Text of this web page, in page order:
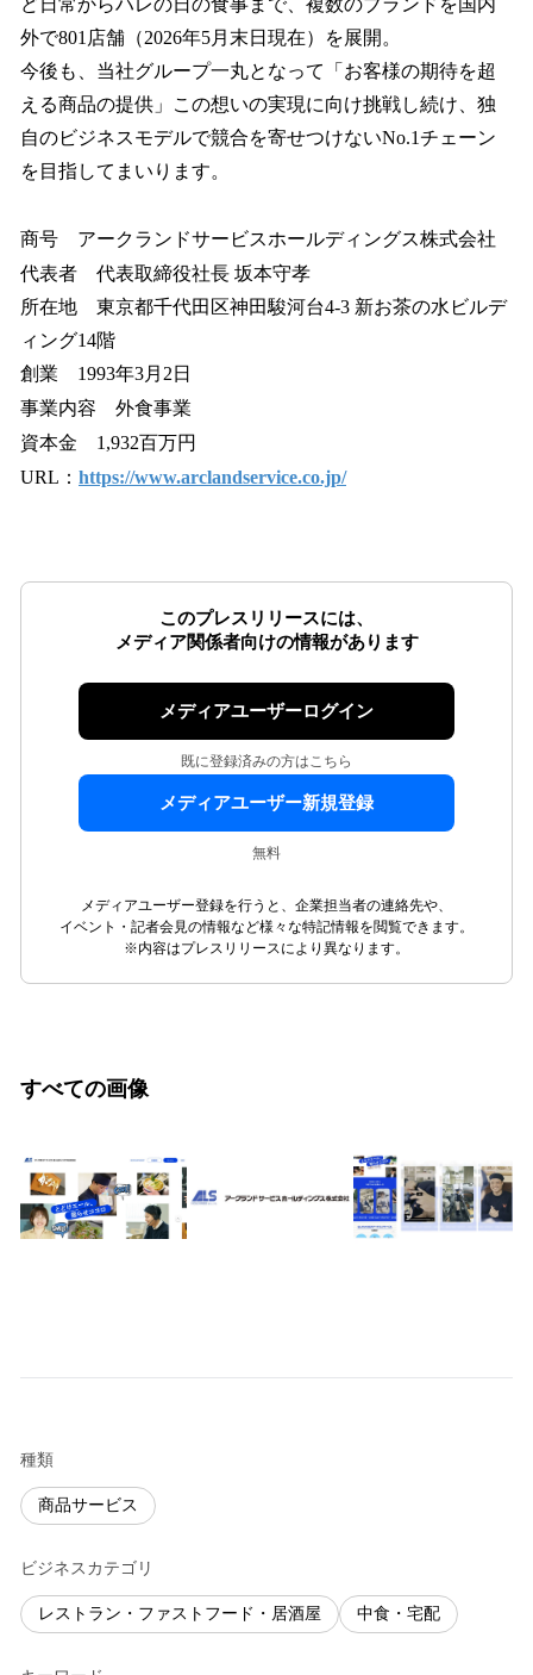
ど日常からハレの日の食事まで、複数のブランドを国内
外で801店舗（2026年5月末日現在）を展開。
今後も、当社グループ一丸となって「お客様の期待を超
える商品の提供」この想いの実現に向け挑戦し続け、独
自のビジネスモデルで競合を寄せつけないNo.1チェーン
を目指してまいります。
商号 アークランドサービスホールディングス株式会社
代表者 代表取締役社長 坂本守孝
所在地 東京都千代田区神田駿河台4-3 新お茶の水ビルデ
ィング14階
創業 1993年3月2日
事業内容 外食事業
資本金 1,932百万円
URL： https://www.arclandservice.co.jp/
このプレスリリースには、
メディア関係者向けの情報があります
メディアユーザーログイン
既に登録済みの方はこちら
メディアユーザー新規登録
無料
メディアユーザー登録を行うと、企業担当者の連絡先や、
イベント・記者会見の情報など様々な特記情報を閲覧できます。
※内容はプレスリリースにより異なります。
すべての画像
種類
商品サービス
ビジネスカテゴリ
レストラン・ファストフード・居酒屋 中食・宅配